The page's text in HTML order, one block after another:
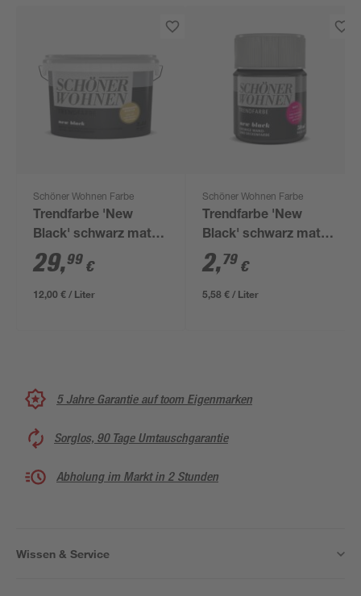
Schöner Wohnen Farbe
Trendfarbe 'New
Black' schwarz matt
2,5 l
29,99 €
12,00 € / Liter
Schöner Wohnen Farbe
Trendfarbe 'New
Black' schwarz matt
50 ml
2,79 €
5,58 € / Liter
5 Jahre Garantie auf toom Eigenmarken
Sorglos, 90 Tage Umtauschgarantie
Abholung im Markt in 2 Stunden
Wissen & Service